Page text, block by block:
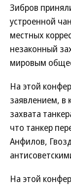
Зибров
устроенной
местных
незаконный
мировым
На этой
заявлением, в
захвата
что танкер
Анфилов,
На этой